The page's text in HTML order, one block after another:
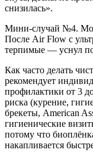
снизилась».
Мини-случай №4.
После Air Flow с
терпимые — уснул
Как часто делать
рекомендует
профилактики от 3
риска (курение,
брекеты, American
гигиенические
потому что
накапливается